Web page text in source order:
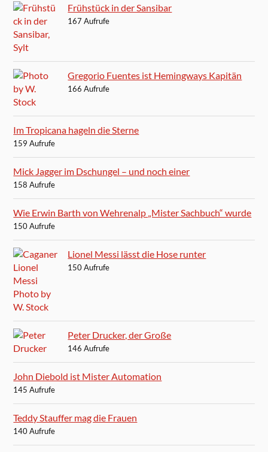
Frühstück in der Sansibar
167 Aufrufe
Gregorio Fuentes ist Hemingways Kapitän
166 Aufrufe
Im Tropicana hageln die Sterne
159 Aufrufe
Mick Jagger im Dschungel – und noch einer
158 Aufrufe
Wie Erwin Barth von Wehrenalp „Mister Sachbuch“ wurde
150 Aufrufe
Lionel Messi lässt die Hose runter
150 Aufrufe
Peter Drucker, der Große
146 Aufrufe
John Diebold ist Mister Automation
145 Aufrufe
Teddy Stauffer mag die Frauen
140 Aufrufe